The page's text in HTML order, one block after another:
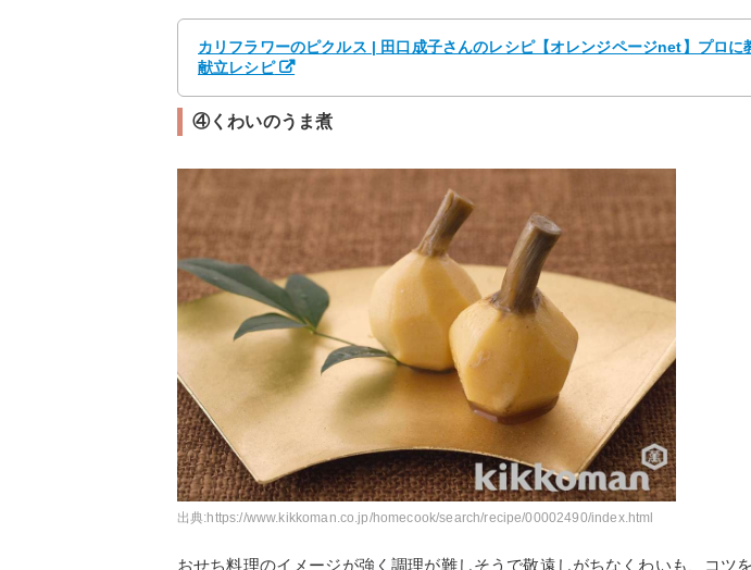
カリフラワーのピクルス | 田口成子さんのレシピ【オレンジページnet】プロに
献立レシピ
④くわいのうま煮
出典:https://www.kikkoman.co.jp/homecook/search/recipe/00002490/index.html
おせち料理のイメージが強く調理が難しそうで敬遠しがちなくわいも、コツ